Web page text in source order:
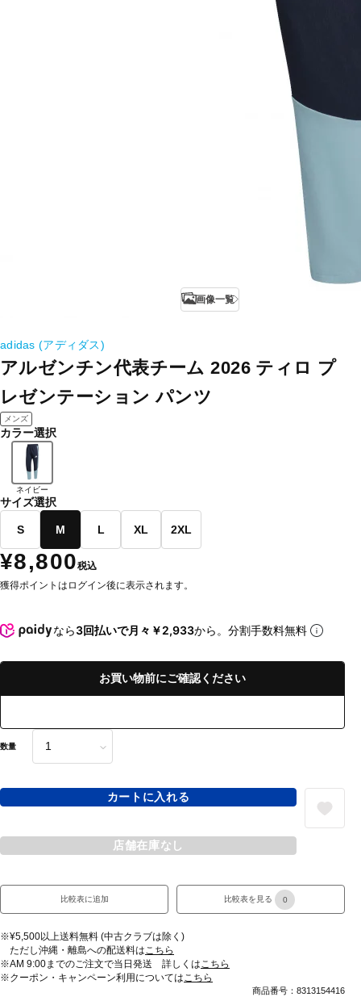
画像一覧
adidas (アディダス)
アルゼンチン代表チーム 2026 ティロ プ
レゼンテーション パンツ
メンズ
カラー選択
ネイビー
サイズ選択
S M L XL 2XL
¥8,800税込
獲得ポイントはログイン後に表示されます。
なら3回払いで月々￥2,933から。分割手数料無料
お買い物前にご確認ください
数量
カートに入れる
店舗在庫なし
比較表に追加 比較表を見る 0
※¥5,500以上送料無料 (中古クラブは除く)
ただし沖縄・離島への配送料はこちら
※AM 9:00までのご注文で当日発送 詳しくはこちら
※クーポン・キャンペーン利用についてはこちら
商品番号：8313154416